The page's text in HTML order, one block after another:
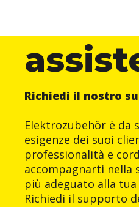
Richiedi il nostro
Elektrozubehör è da
esigenze dei suoi
professionalità e
accompagnarti nella
più adeguato alla
Richiedi il supporto